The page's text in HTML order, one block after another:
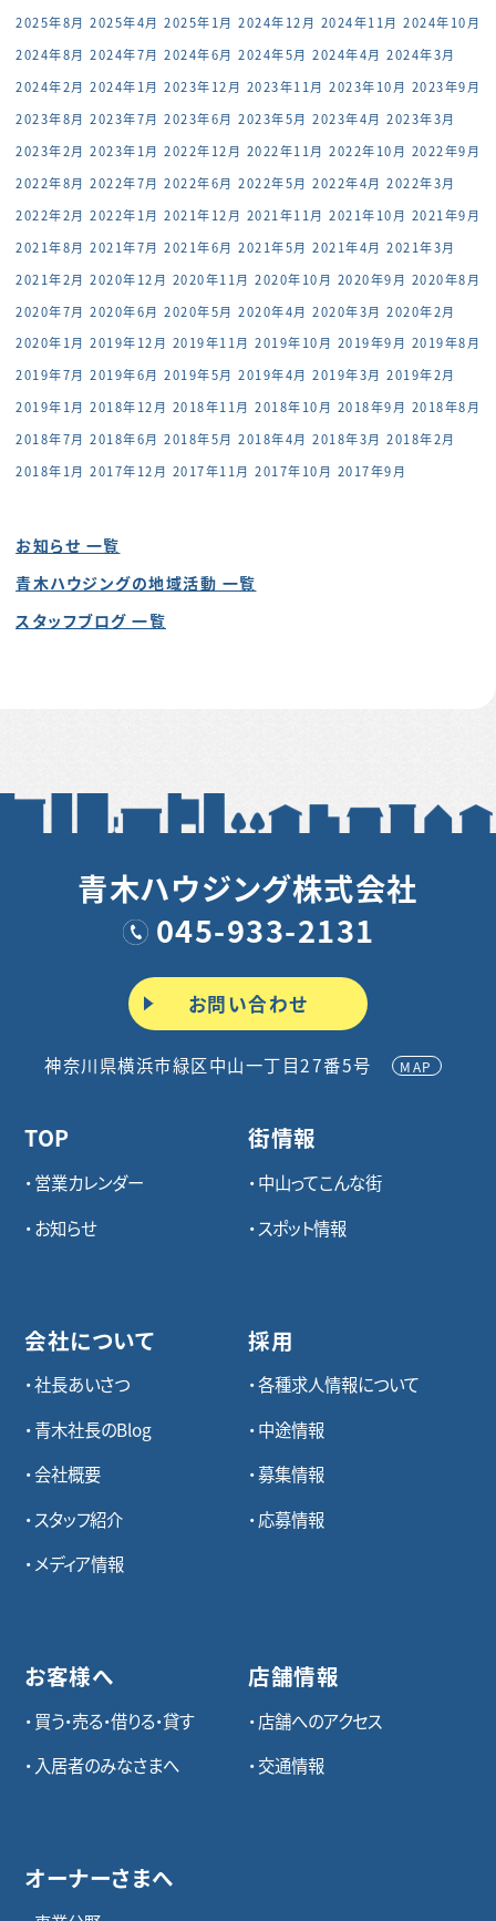
2025年8月 2025年4月 2025年1月 2024年12月 2024年11月 2024年10月
2024年8月 2024年7月 2024年6月 2024年5月 2024年4月 2024年3月
2024年2月 2024年1月 2023年12月 2023年11月 2023年10月 2023年9月
2023年8月 2023年7月 2023年6月 2023年5月 2023年4月 2023年3月
2023年2月 2023年1月 2022年12月 2022年11月 2022年10月 2022年9月
2022年8月 2022年7月 2022年6月 2022年5月 2022年4月 2022年3月
2022年2月 2022年1月 2021年12月 2021年11月 2021年10月 2021年9月
2021年8月 2021年7月 2021年6月 2021年5月 2021年4月 2021年3月
2021年2月 2020年12月 2020年11月 2020年10月 2020年9月 2020年8月
2020年7月 2020年6月 2020年5月 2020年4月 2020年3月 2020年2月
2020年1月 2019年12月 2019年11月 2019年10月 2019年9月 2019年8月
2019年7月 2019年6月 2019年5月 2019年4月 2019年3月 2019年2月
2019年1月 2018年12月 2018年11月 2018年10月 2018年9月 2018年8月
2018年7月 2018年6月 2018年5月 2018年4月 2018年3月 2018年2月
2018年1月 2017年12月 2017年11月 2017年10月 2017年9月
お知らせ 一覧
青木ハウジングの地域活動 一覧
スタッフブログ 一覧
青木ハウジング株式会社
045-933-2131
お問い合わせ
神奈川県横浜市緑区中山一丁目27番5号 MAP
TOP
営業カレンダー
お知らせ
会社について
社長あいさつ
青木社長のBlog
会社概要
スタッフ紹介
メディア情報
お客様へ
買う・売る・借りる・貸す
入居者のみなさまへ
オーナーさまへ
街情報
中山ってこんな街
スポット情報
採用
各種求⼈情報について
中途情報
募集情報
応募情報
店舗情報
店舗へのアクセス
交通情報